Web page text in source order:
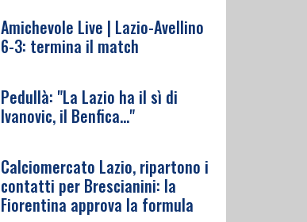
Amichevole Live | Lazio-Avellino
6-3: termina il match
Pedullà: "La Lazio ha il sì di
Ivanovic, il Benfica…"
Calciomercato Lazio, ripartono i
contatti per Brescianini: la
Fiorentina approva la formula